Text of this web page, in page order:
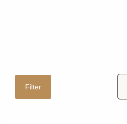
Filter